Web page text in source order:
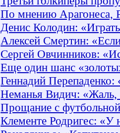
По мнению Арагонеса,
Денис Колодин:
Алексей Смертин:
Сергей Овчинников:
Еще один шанс
Геннадий
Неманья Видич: «Жаль,
Прощание с
Клементе Родригес: «У